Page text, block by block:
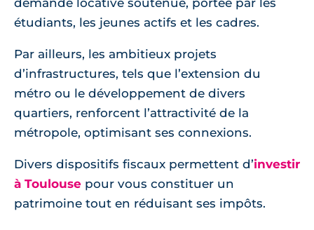
demande locative soutenue, portée par les
étudiants, les jeunes actifs et les cadres.
Par ailleurs, les ambitieux projets
d’infrastructures, tels que l’extension du
métro ou le développement de divers
quartiers, renforcent l’attractivité de la
métropole, optimisant ses connexions.
Divers dispositifs fiscaux permettent d’investir
à Toulouse pour vous constituer un
patrimoine tout en réduisant ses impôts.